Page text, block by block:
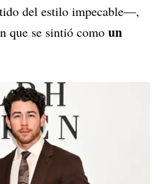
del estilo impecable—,
que se sintió como un